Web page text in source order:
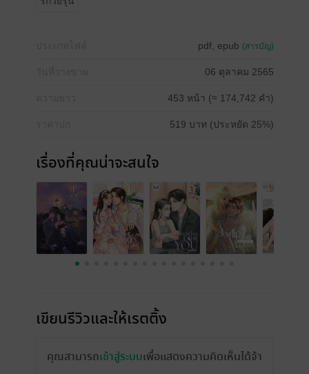
pdf, epub (สารบัญ)
06 ตุลาคม 2565
453 หน้า (≈ 174,742 คำ)
519 บาท (ประหยัด 25%)
เรื่องที่คุณน่าจะสนใจ
เขียนรีวิวและให้เรตติ้ง
คุณสามารถเข้าสู่ระบบเพื่อแสดงความคิดเห็นได้จ้า